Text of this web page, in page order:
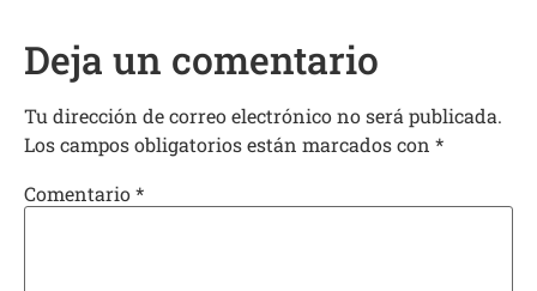
Deja un comentario
Tu dirección de correo electrónico no será publicada.
Los campos obligatorios están marcados con *
Comentario*